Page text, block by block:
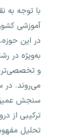
با توجه به
آموزشی
در این
به‌ویژه در
و
می‌روند. در
سنجش
ترکیبی از
تحلیل